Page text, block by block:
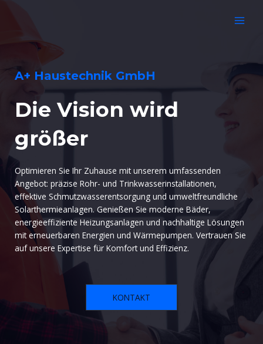
A+ Haustechnik GmbH
Die Vision wird
größer
Optimieren Sie Ihr Zuhause mit unserem umfassenden
Angebot: präzise Rohr- und Trinkwasserinstallationen,
effektive Schmutzwasserentsorgung und umweltfreundliche
Solarthermieanlagen. Genießen Sie moderne Bäder,
energieeffiziente Heizungsanlagen und nachhaltige Lösungen
mit erneuerbaren Energien und Wärmepumpen. Vertrauen Sie
auf unsere Expertise für Komfort und Effizienz.
KONTAKT